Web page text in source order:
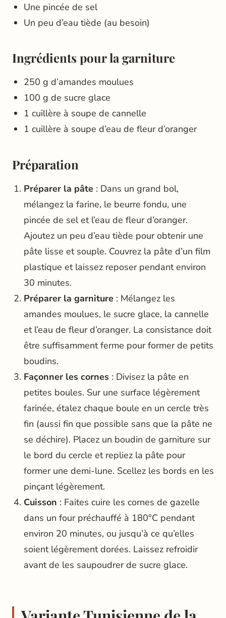
Une pincée de sel
Un peu d’eau tiède (au besoin)
Ingrédients pour la garniture
250 g d’amandes moulues
100 g de sucre glace
1 cuillère à soupe de cannelle
1 cuillère à soupe d’eau de fleur d’oranger
Préparation
Préparer la pâte: Dans un grand bol,
mélangez la farine, le beurre fondu, une
pincée de sel et l’eau de fleur d’oranger.
Ajoutez un peu d’eau tiède pour obtenir une
pâte lisse et souple. Couvrez la pâte d’un film
plastique et laissez reposer pendant environ
30 minutes.
Préparer la garniture: Mélangez les
amandes moulues, le sucre glace, la cannelle
et l’eau de fleur d’oranger. La consistance doit
être suffisamment ferme pour former de petits
boudins.
Façonner les cornes: Divisez la pâte en
petites boules. Sur une surface légèrement
farinée, étalez chaque boule en un cercle très
fin (aussi fin que possible sans que la pâte ne
se déchire). Placez un boudin de garniture sur
le bord du cercle et repliez la pâte pour
former une demi-lune. Scellez les bords en les
pinçant légèrement.
Cuisson : Faites cuire les cornes de gazelle
dans un four préchauffé à 180°C pendant
environ 20 minutes, ou jusqu’à ce qu’elles
soient légèrement dorées. Laissez refroidir
avant de les saupoudrer de sucre glace.